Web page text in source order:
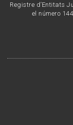
Registre d’Entitats
el número